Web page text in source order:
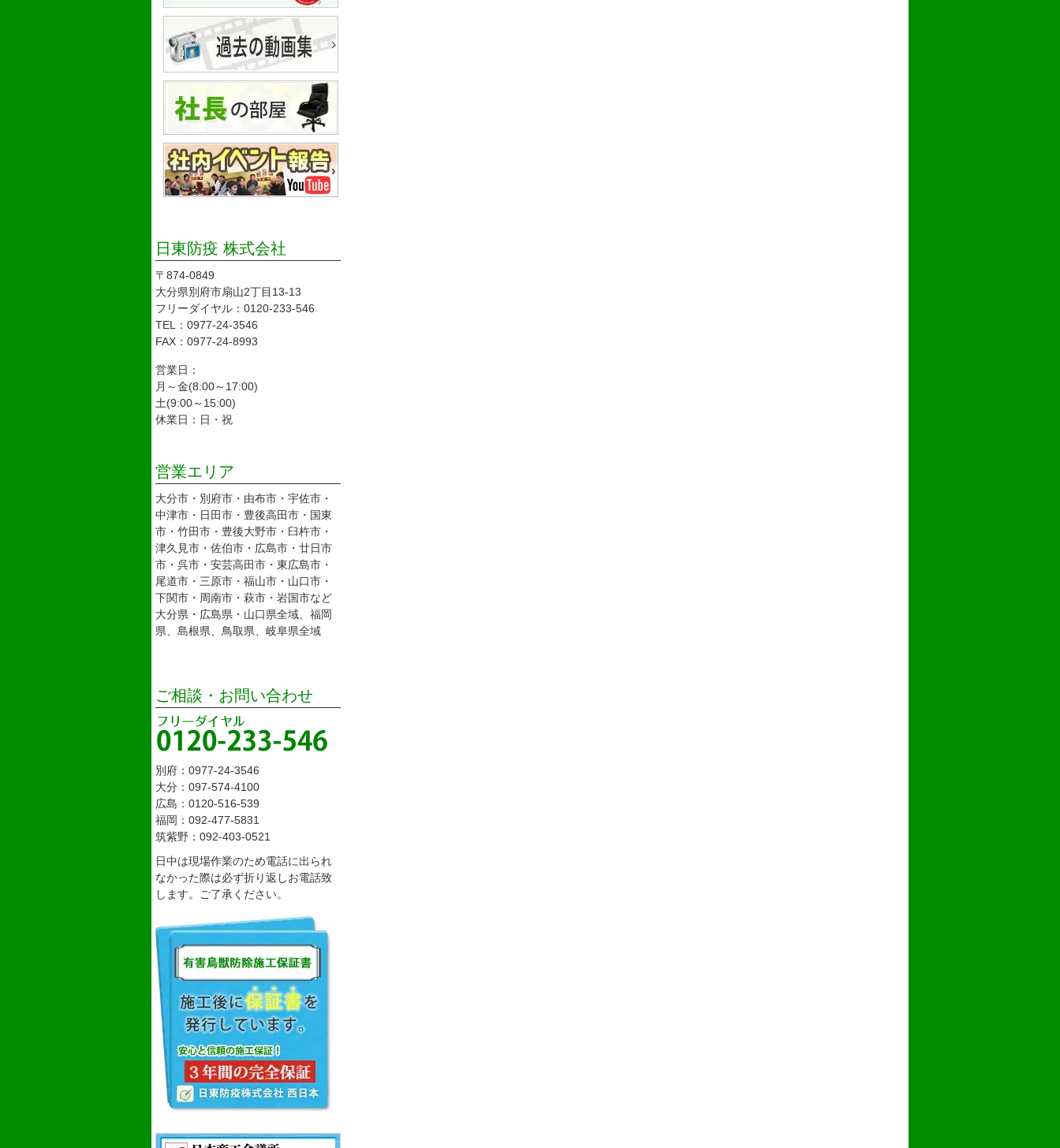
日東防疫 株式会社
〒874-0849
大分県別府市扇山2丁目13-13
フリーダイヤル：0120-233-546
TEL：0977-24-3546
FAX：0977-24-8993
営業日：
月～金(8:00～17:00)
土(9:00～15:00)
休業日：日・祝
営業エリア
大分市・別府市・由布市・宇佐市・
中津市・日田市・豊後高田市・国東
市・竹田市・豊後大野市・臼杵市・
津久見市・佐伯市・広島市・廿日市
市・呉市・安芸高田市・東広島市・
尾道市・三原市・福山市・山口市・
下関市・周南市・萩市・岩国市など
大分県・広島県・山口県全域、福岡
県、島根県、鳥取県、岐阜県全域
ご相談・お問い合わせ
別府：0977-24-3546
大分：097-574-4100
広島：0120-516-539
福岡：092-477-5831
筑紫野：092-403-0521
日中は現場作業のため電話に出られ
なかった際は必ず折り返しお電話致
します。ご了承ください。